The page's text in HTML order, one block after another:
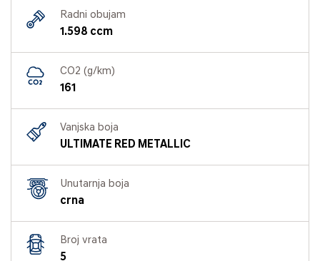
Radni obujam
1.598 ccm
CO2 (g/km)
161
Vanjska boja
ULTIMATE RED METALLIC
Unutarnja boja
crna
Broj vrata
5